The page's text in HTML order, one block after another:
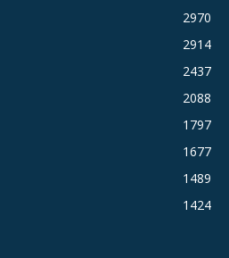
2970
2914
2437
2088
1797
1677
1489
1424